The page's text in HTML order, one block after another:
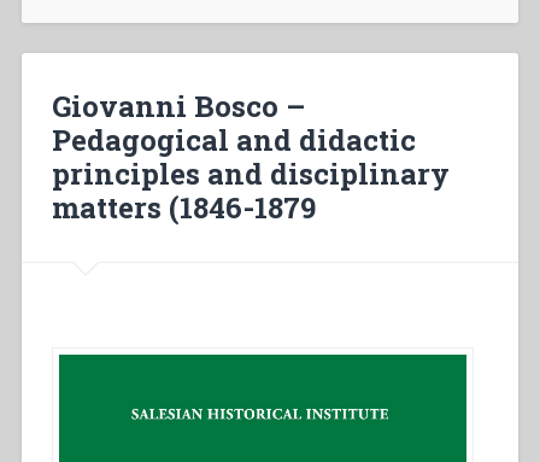
Giovanni Bosco –
Pedagogical and didactic
principles and disciplinary
matters (1846-1879